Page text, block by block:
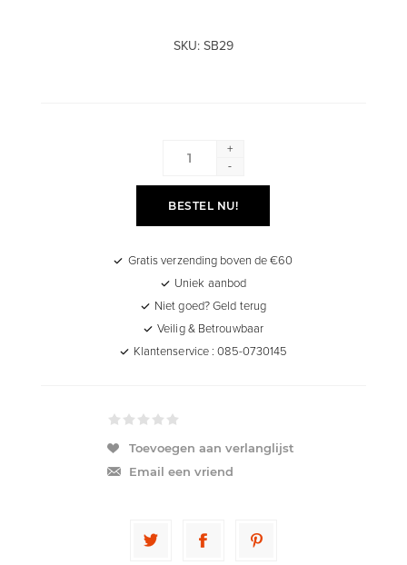
SKU:SB29
+
-
BESTEL NU!
Gratis verzending boven de €60
Uniek aanbod
Niet goed? Geld terug
Veilig & Betrouwbaar
Klantenservice : 085-0730145
Toevoegen aan verlanglijst
Email een vriend